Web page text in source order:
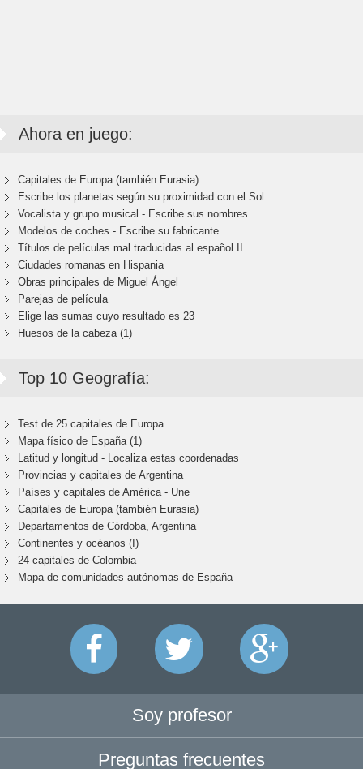
Ahora en juego:
Capitales de Europa (también Eurasia)
Escribe los planetas según su proximidad con el Sol
Vocalista y grupo musical - Escribe sus nombres
Modelos de coches - Escribe su fabricante
Títulos de películas mal traducidas al español II
Ciudades romanas en Hispania
Obras principales de Miguel Ángel
Parejas de película
Elige las sumas cuyo resultado es 23
Huesos de la cabeza (1)
Top 10 Geografía:
Test de 25 capitales de Europa
Mapa físico de España (1)
Latitud y longitud - Localiza estas coordenadas
Provincias y capitales de Argentina
Países y capitales de América - Une
Capitales de Europa (también Eurasia)
Departamentos de Córdoba, Argentina
Continentes y océanos (I)
24 capitales de Colombia
Mapa de comunidades autónomas de España
Soy profesor
Preguntas frecuentes